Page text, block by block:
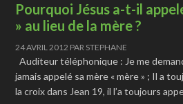
Pourquoi Jésus a-t-il
» au lieu de la mère ?
24 AVRIL 2012 PAR STEPHANE
Auditeur téléphonique : Je me
jamais appelé sa mère « mère » ; Il a
la croix dans Jean 19, il l’a toujours